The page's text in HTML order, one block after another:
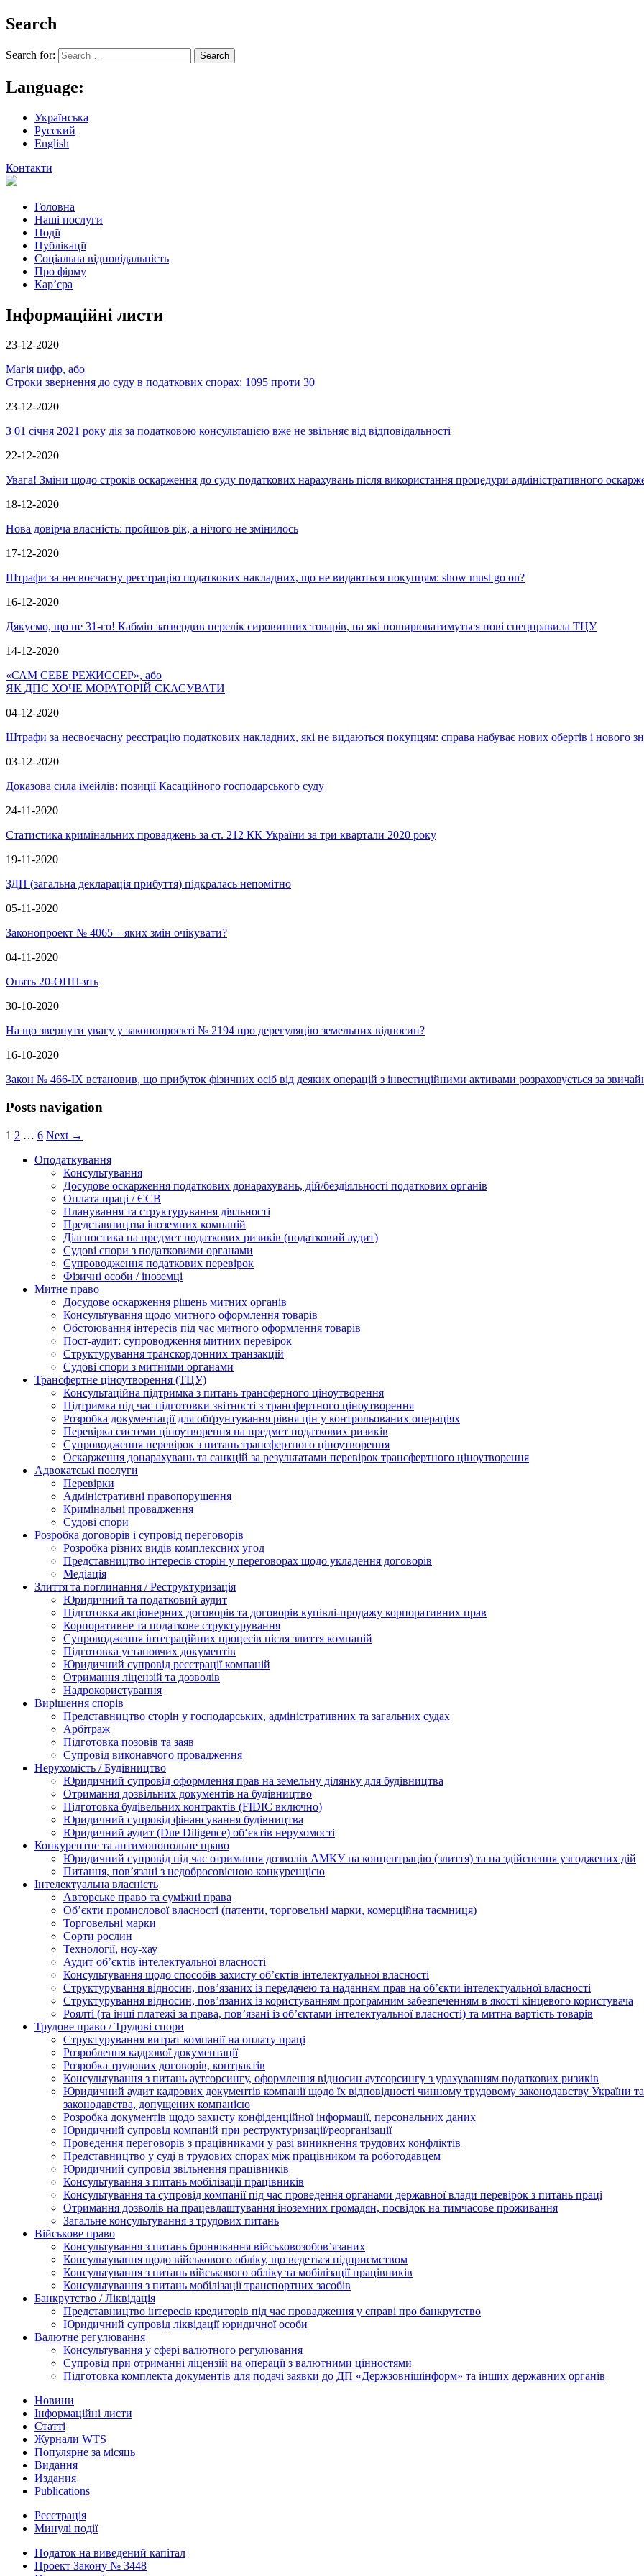
Search
Search for:
Language:
Українська
Русский
English
Контакти
Головна
Наші послуги
Події
Публікації
Соціальна відповідальність
Про фiрму
Кар’єра
Інформаційні листи
23-12-2020
Магія цифр, або
Строки звернення до суду в податкових спорах: 1095 проти 30
23-12-2020
З 01 січня 2021 року дія за податковою консультацією вже не звільняє від відповідальності
22-12-2020
Увага! Зміни щодо строків оскарження до суду податкових нарахувань після використання процедури адміністративного
18-12-2020
Нова довірча власність: пройшов рік, а нічого не змінилось
17-12-2020
Штрафи за несвоєчасну реєстрацію податкових накладних, що не видаються покупцям: show must go on?
16-12-2020
Дякуємо, що не 31-го! Кабмін затвердив перелік сировинних товарів, на які поширюватимуться нові спецправила ТЦУ
14-12-2020
«САМ СЕБЕ РЕЖИССЕР», або
ЯК ДПС ХОЧЕ МОРАТОРІЙ СКАСУВАТИ
04-12-2020
Штрафи за несвоєчасну реєстрацію податкових накладних, які не видаються покупцям: справа набуває нових обертів і нового
03-12-2020
Доказова сила імейлів: позиції Касаційного господарського суду
24-11-2020
Статистика кримінальних проваджень за ст. 212 КК України за три квартали 2020 року
19-11-2020
ЗДП (загальна декларація прибуття) підкралась непомітно
05-11-2020
Законопроект № 4065 – яких змін очікувати?
04-11-2020
Опять 20-ОПП-ять
30-10-2020
На що звернути увагу у законопроєкті № 2194 про дерегуляцію земельних відносин?
16-10-2020
Закон № 466-ІХ встановив, що прибуток фізичних осіб від деяких операцій з інвестиційними активами розраховується за
Posts navigation
1 2 … 6 Next →
Оподаткування
Консультування
Досудове оскарження податкових донарахувань, дій/бездіяльності податкових органів
Оплата праці / ЄСВ
Планування та структурування діяльності
Представництва іноземних компаній
Діагностика на предмет податкових ризиків (податковий аудит)
Судові спори з податковими органами
Супроводження податкових перевірок
Фізичні особи / іноземці
Митне право
Досудове оскарження рішень митних органів
Консультування щодо митного оформлення товарів
Обстоювання інтересів під час митного оформлення товарів
Пост-аудит: супроводження митних перевірок
Структурування транскордонних транзакцій
Судові спори з митними органами
Трансфертне ціноутворення (ТЦУ)
Консультаційна підтримка з питань трансферного ціноутворення
Підтримка під час підготовки звітності з трансфертного ціноутворення
Розробка документації для обґрунтування рівня цін у контрольованих операціях
Перевірка системи ціноутворення на предмет податкових ризиків
Супроводження перевірок з питань трансфертного ціноутворення
Оскарження донарахувань та санкцій за результатами перевірок трансфертного ціноутворення
Адвокатські послуги
Перевірки
Адміністративні правопорушення
Кримінальні провадження
Судові спори
Розробка договорів і супровід переговорів
Розробка різних видів комплексних угод
Представництво інтересів сторін у переговорах щодо укладення договорів
Медіація
Злиття та поглинання / Реструктуризація
Юридичний та податковий аудит
Підготовка акціонерних договорів та договорів купівлі-продажу корпоративних прав
Корпоративне та податкове структурування
Супроводження інтеграційних процесів після злиття компаній
Підготовка установчих документів
Юридичний супровід реєстрації компаній
Отримання ліцензій та дозволів
Надрокористування
Вирішення спорів
Представництво сторін у господарських, адміністративних та загальних судах
Арбітраж
Підготовка позовів та заяв
Супровід виконавчого провадження
Нерухомість / Будівництво
Юридичний супровід оформлення прав на земельну ділянку для будівництва
Отримання дозвільних документів на будівництво
Підготовка будівельних контрактів (FIDIC включно)
Юридичний супровід фінансування будівництва
Юридичний аудит (Due Diligence) об‘єктів нерухомості
Конкурентне та антимонопольне право
Юридичний супровід під час отримання дозволів АМКУ на концентрацію (злиття) та на здійснення узгоджених дій
Питання, пов’язані з недобросовісною конкуренцією
Інтелектуальна власність
Авторське право та суміжні права
Oб’єкти промислової власності (патенти, торговельні марки, комерційна таємниця)
Торговельні марки
Сорти рослин
Технології, ноу-хау
Аудит об’єктів інтелектуальної власності
Консультування щодо способів захисту об’єктів інтелектуальної власності
Структурування відносин, пов’язаних із передачею та наданням прав на об’єкти інтелектуальної власності
Структурування відносин, пов’язаних із користуванням програмним забезпеченням в якості кінцевого користувача
Роялті (та інші платежі за права, пов’язані із об’єктами інтелектуальної власності) та митна вартість товарів
Трудове право / Трудові спори
Cтруктурування витрат компанії на оплату праці
Розроблення кадрової документації
Розробка трудових договорів, контрактів
Консультування з питань аутсорсингу, оформлення відносин аутсорсингу з урахуванням податкових ризиків
Юридичний аудит кадрових документів компанії щодо їх відповідності чинному трудовому законодавству України
законодавства, допущених компанією
Розробка документів щодо захисту конфіденційної інформації, персональних даних
Юридичний супровід компаній при реструктуризації/реорганізації
Проведення переговорів з працівниками у разі виникнення трудових конфліктів
Представництво у суді в трудових спорах між працівником та роботодавцем
Юридичний супровід звільнення працівників
Консультування з питань мобілізації працівників
Консультування та супровід компанії під час проведення органами державної влади перевірок з питань праці
Отримання дозволів на працевлаштування іноземних громадян, посвідок на тимчасове проживання
Загальне консультування з трудових питань
Військове право
Консультування з питань бронювання військовозобов’язаних
Консультування щодо військового обліку, що ведеться підприємством
Консультування з питань військового обліку та мобілізації працівників
Консультування з питань мобілізації транспортних засобів
Банкрутство / Ліквідація
Представництво інтересів кредиторів під час провадження у справі про банкрутство
Юридичний супровід ліквідації юридичної особи
Валютне регулювання
Консультування у сфері валютного регулювання
Супровід при отриманні ліцензій на операції з валютними цінностями
Підготовка комплекта документів для подачі заявки до ДП «Держзовнішінформ» та інших державних органів
Новини
Інформаційні листи
Статті
Журнали WTS
Популярне за місяць
Видання
Издания
Publications
Реєстрація
Минулі події
Податок на виведений капітал
Проект Закону № 3448